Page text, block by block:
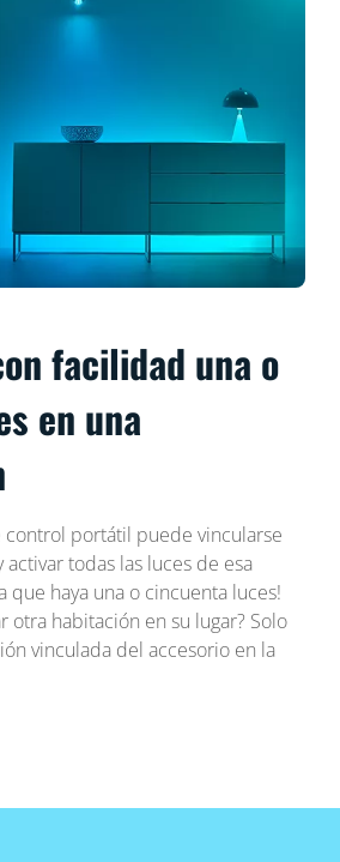
facilidad una o
en una
control portátil puede vincularse
todas las luces de esa
que haya una o cincuenta luces!
otra habitación en su lugar? Solo
vinculada del accesorio en la